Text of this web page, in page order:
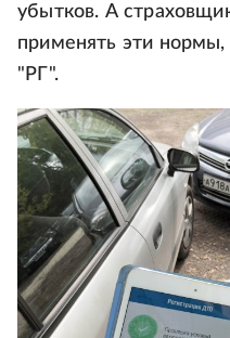
убытков. А
применять эти
"РГ".